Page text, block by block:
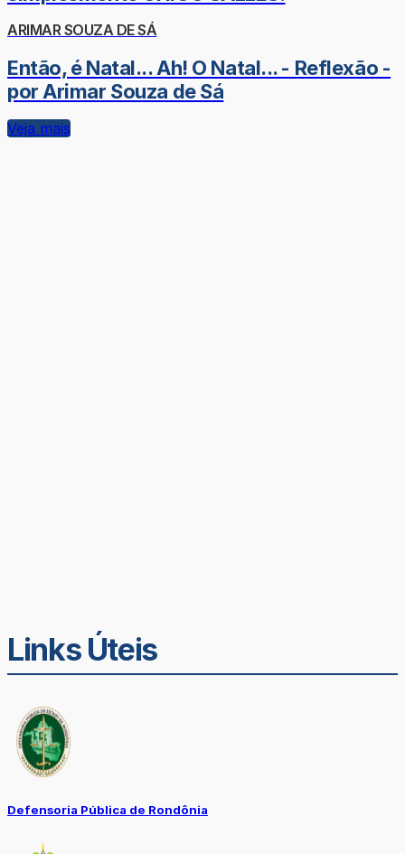
ARIMAR SOUZA DE SÁ
Então, é Natal... Ah! O Natal... - Reflexão -
por Arimar Souza de Sá
Veja mais
Links Úteis
Defensoria Pública de Rondônia